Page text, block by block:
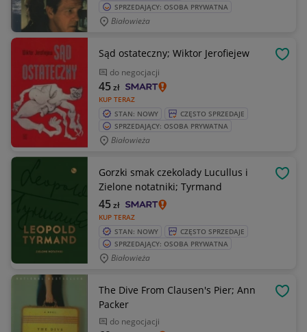
SPRZEDAJĄCY: OSOBA PRYWATNA
Białowieża
Sąd ostateczny; Wiktor Jerofiejew
do negocjacji
KUP TERAZ
45zł
STAN: NOWY
CZĘSTO SPRZEDAJE
SPRZEDAJĄCY: OSOBA PRYWATNA
Białowieża
Gorzki smak czekolady Lucullus i
Zielone notatniki; Tyrmand
KUP TERAZ
45zł
STAN: NOWY
CZĘSTO SPRZEDAJE
SPRZEDAJĄCY: OSOBA PRYWATNA
Białowieża
The Dive From Clausen's Pier; Ann
Packer
do negocjacji